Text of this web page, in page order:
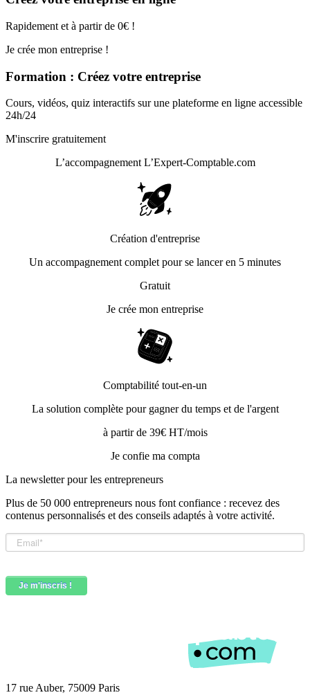
Rapidement et à partir de 0€ !
Je crée mon entreprise !
Formation : Créez votre entreprise
Cours, vidéos, quiz interactifs sur une plateforme en ligne accessible
24h/24
M'inscrire gratuitement
L’accompagnement L’Expert-Comptable.com
Création d'entreprise
Un accompagnement complet pour se lancer en 5 minutes
Gratuit
Je crée mon entreprise
Comptabilité tout-en-un
La solution complète pour gagner du temps et de l'argent
à partir de 39€ HT/mois
Je confie ma compta
La newsletter pour les entrepreneurs
Plus de 50 000 entrepreneurs nous font confiance : recevez des
contenus personnalisés et des conseils adaptés à votre activité.
17 rue Auber, 75009 Paris